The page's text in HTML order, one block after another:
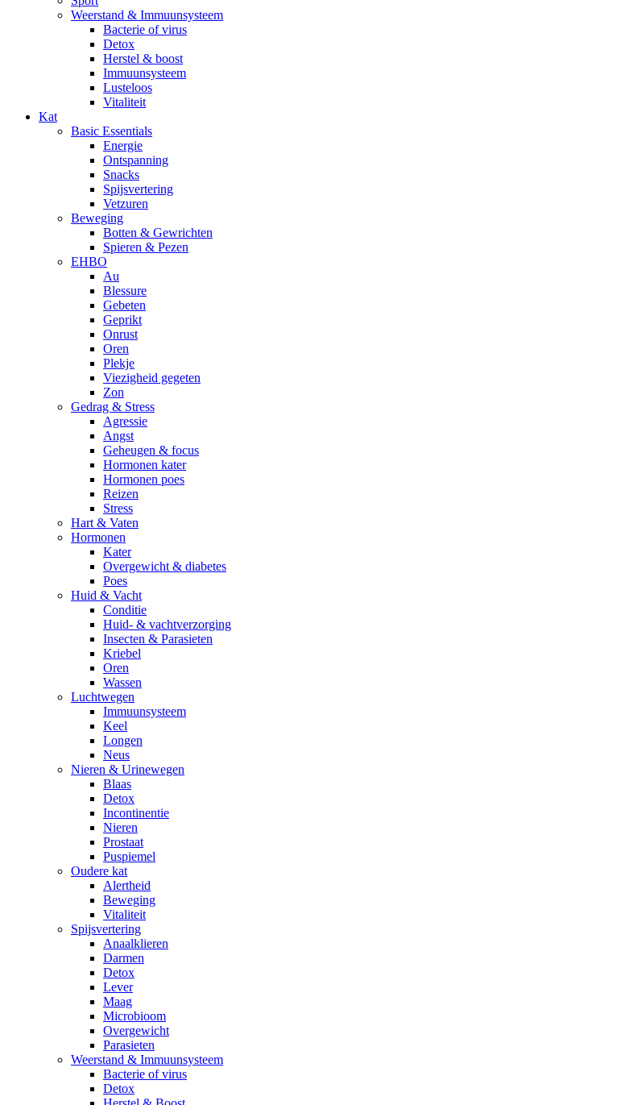
Weerstand & Immuunsysteem
Bacterie of virus
Detox
Herstel & boost
Immuunsysteem
Lusteloos
Vitaliteit
Kat
Basic Essentials
Energie
Ontspanning
Snacks
Spijsvertering
Vetzuren
Beweging
Botten & Gewrichten
Spieren & Pezen
EHBO
Au
Blessure
Gebeten
Geprikt
Onrust
Oren
Plekje
Viezigheid gegeten
Zon
Gedrag & Stress
Agressie
Angst
Geheugen & focus
Hormonen kater
Hormonen poes
Reizen
Stress
Hart & Vaten
Hormonen
Kater
Overgewicht & diabetes
Poes
Huid & Vacht
Conditie
Huid- & vachtverzorging
Insecten & Parasieten
Kriebel
Oren
Wassen
Luchtwegen
Immuunsysteem
Keel
Longen
Neus
Nieren & Urinewegen
Blaas
Detox
Incontinentie
Nieren
Prostaat
Puspiemel
Oudere kat
Alertheid
Beweging
Vitaliteit
Spijsvertering
Anaalklieren
Darmen
Detox
Lever
Maag
Microbioom
Overgewicht
Parasieten
Weerstand & Immuunsysteem
Bacterie of virus
Detox